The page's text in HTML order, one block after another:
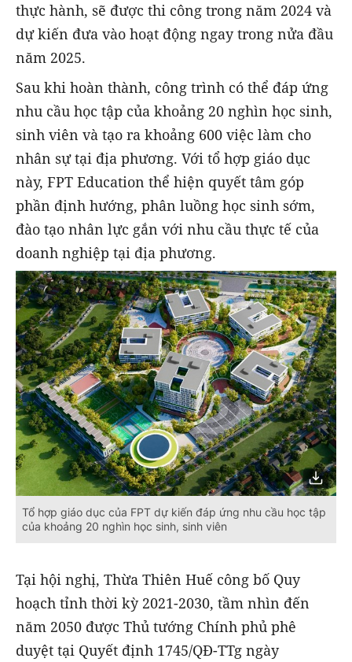
thực hành, sẽ được thi công trong năm 2024 và
dự kiến đưa vào hoạt động ngay trong nửa đầu
năm 2025.
Sau khi hoàn thành, công trình có thể đáp ứng
nhu cầu học tập của khoảng 20 nghìn học sinh,
sinh viên và tạo ra khoảng 600 việc làm cho
nhân sự tại địa phương. Với tổ hợp giáo dục
này, FPT Education thể hiện quyết tâm góp
phần định hướng, phân luồng học sinh sớm,
đào tạo nhân lực gắn với nhu cầu thực tế của
doanh nghiệp tại địa phương.
Tổ hợp giáo dục của FPT dự kiến đáp ứng nhu cầu học tập
của khoảng 20 nghìn học sinh, sinh viên
Tại hội nghị, Thừa Thiên Huế công bố Quy
hoạch tỉnh thời kỳ 2021-2030, tầm nhìn đến
năm 2050 được Thủ tướng Chính phủ phê
duyệt tại Quyết định 1745/QĐ-TTg ngày